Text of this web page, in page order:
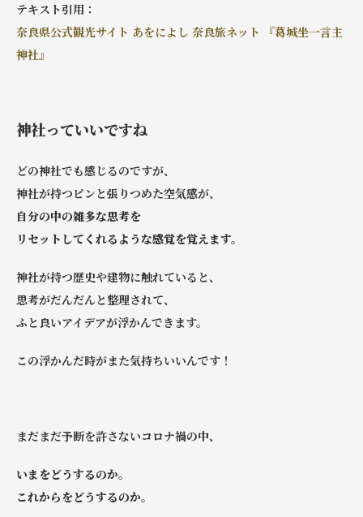
テキスト引用：
奈良県公式観光サイト あをによし 奈良旅ネット 『葛城坐一言主
神社』
神社っていいですね
どの神社でも感じるのですが、
神社が持つピンと張りつめた空気感が、
自分の中の雑多な思考を
リセットしてくれるような感覚を覚えます。
神社が持つ歴史や建物に触れていると、
思考がだんだんと整理されて、
ふと良いアイデアが浮かんできます。
この浮かんだ時がまた気持ちいいんです！
まだまだ予断を許さないコロナ禍の中、
いまをどうするのか。
これからをどうするのか。